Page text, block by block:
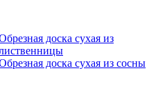
доска сухая из
доска сухая из сосны